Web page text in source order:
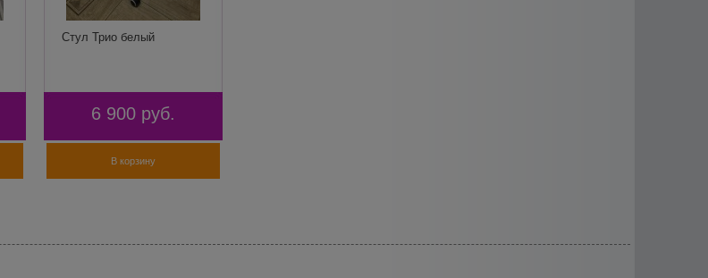
Стул Трио белый
6 900 руб.
В корзину